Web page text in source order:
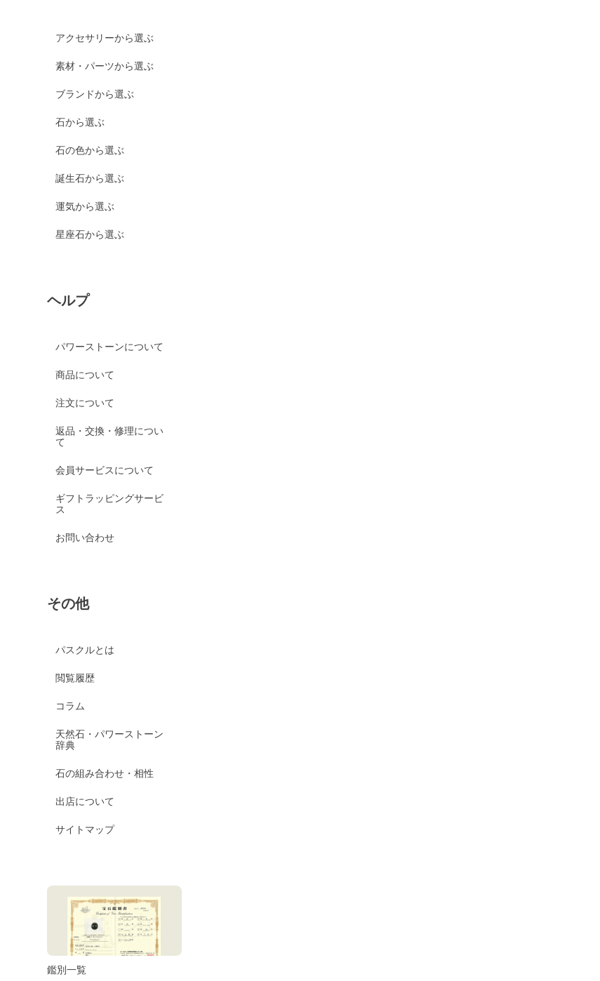
アクセサリーから選ぶ
素材・パーツから選ぶ
ブランドから選ぶ
石から選ぶ
石の色から選ぶ
誕生石から選ぶ
運気から選ぶ
星座石から選ぶ
ヘルプ
パワーストーンについて
商品について
注文について
返品・交換・修理につい
て
会員サービスについて
ギフトラッピングサービ
ス
お問い合わせ
その他
パスクルとは
閲覧履歴
コラム
天然石・パワーストーン
辞典
石の組み合わせ・相性
出店について
サイトマップ
鑑別一覧